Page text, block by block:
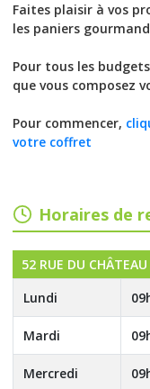
Faites plaisir à vos
les paniers
Pour tous les
que vous composez
Pour commencer,
votre coffret
Horaires de
52 RUE DU
Lundi
Mardi
Mercredi